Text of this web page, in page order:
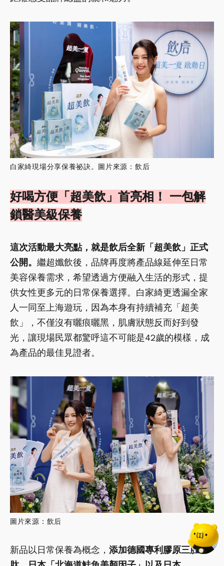
白家綺現場分享保養祕訣。圖片來源：飲后
好喝方便「超美飲」首亮相！ 一包解
鎖醫美級保養
這次活動最大亮點，就是飲后全新「超美飲」正式
公開。 繼超孅飲後，品牌再度將產品線延伸至日常
美容保養需求，希望透過方便融入生活的形式，提
供女性更多元的日常保養選擇。白家綺更透漏全家
人一同至上海遊玩，因為本身有持續補充「超美
飲」，不僅沒有曬痕曬黑，肌膚狀態反而好到發
光，讓現場民眾都驚呼這不可能是42歲的模樣，成
為產品的最佳見證者。
圖片來源：飲后
新品以日常保養為概念， 添加德國專利膠原三胜